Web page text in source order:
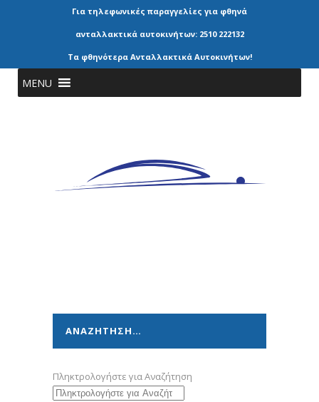
Για τηλεφωνικές παραγγελίες για φθηνά
ανταλλακτικά αυτοκινήτων: 2510 222132
Τα φθηνότερα Ανταλλακτικά Αυτοκινήτων!
MENU
ΑΝΑΖΗΤΗΣΗ…
Πληκτρολογήστε για Αναζήτηση